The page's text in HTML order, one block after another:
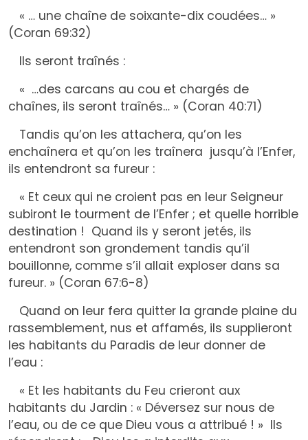
« … une chaîne de soixante-dix coudées… »
(Coran 69:32)
Ils seront traînés :
« …des carcans au cou et chargés de
chaînes, ils seront traînés… » (Coran 40:71)
Tandis qu’on les attachera, qu’on les
enchaînera et qu’on les traînera jusqu’à l’Enfer,
ils entendront sa fureur :
« Et ceux qui ne croient pas en leur Seigneur
subiront le tourment de l’Enfer ; et quelle horrible
destination ! Quand ils y seront jetés, ils
entendront son grondement tandis qu’il
bouillonne, comme s’il allait exploser dans sa
fureur. » (Coran 67:6-8)
Quand on leur fera quitter la grande plaine du
rassemblement, nus et affamés, ils supplieront
les habitants du Paradis de leur donner de
l’eau :
« Et les habitants du Feu crieront aux
habitants du Jardin : « Déversez sur nous de
l’eau, ou de ce que Dieu vous a attribué ! » Ils